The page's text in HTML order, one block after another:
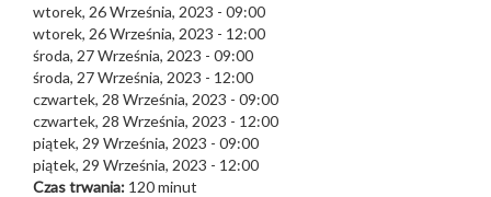
wtorek, 26 Września, 2023 - 09:00
wtorek, 26 Września, 2023 - 12:00
środa, 27 Września, 2023 - 09:00
środa, 27 Września, 2023 - 12:00
czwartek, 28 Września, 2023 - 09:00
czwartek, 28 Września, 2023 - 12:00
piątek, 29 Września, 2023 - 09:00
piątek, 29 Września, 2023 - 12:00
Czas trwania: 120 minut